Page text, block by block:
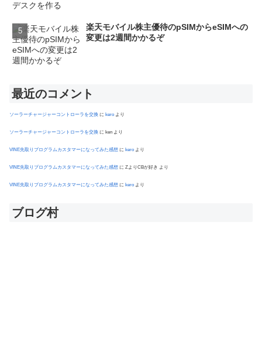
楽天モバイル株主優待のpSIMからeSIMへの
変更は2週間かかるぞ
最近のコメント
ソーラーチャージャーコントローラを交換 に kero より
ソーラーチャージャーコントローラを交換 に ken より
VINE先取りプログラムカスタマーになってみた感想 に kero より
VINE先取りプログラムカスタマーになってみた感想 に ZよりCBが好き より
VINE先取りプログラムカスタマーになってみた感想 に kero より
ブログ村